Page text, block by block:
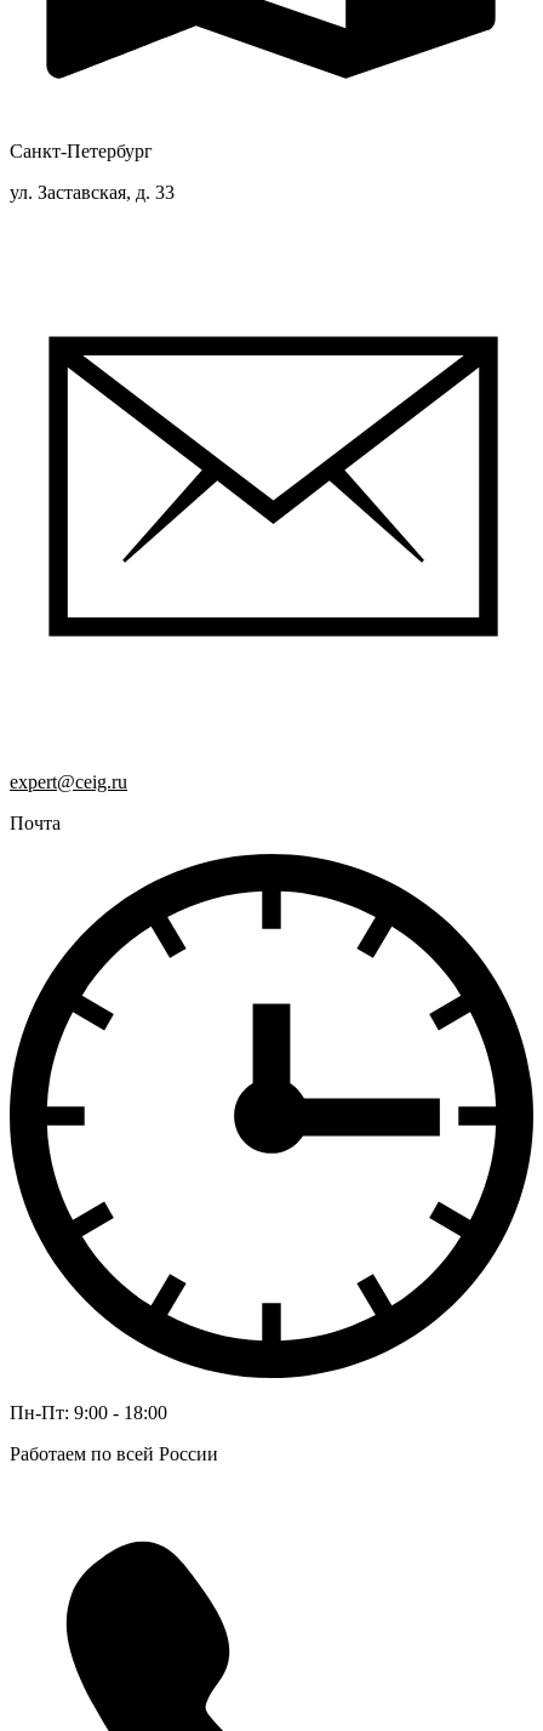
Санкт-Петербург
ул. Заставская, д. 33
expert@ceig.ru
Почта
Пн-Пт: 9:00 - 18:00
Работаем по всей России